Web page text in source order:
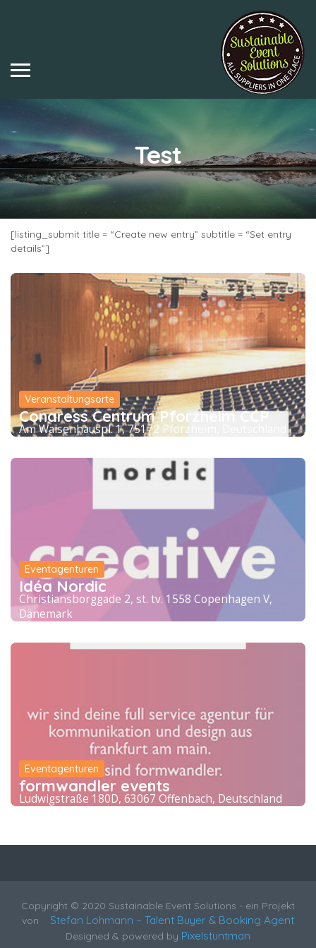
Test
[listing_submit title = “Create new entry” subtitle = “Set entry
details”]
Veranstaltungsorte
Congress Centrum Pforzheim CCP
Am Waisenhauspl. 1, 75172 Pforzheim, Deutschland
Eventagenturen
Idéa Nordic
Christiansborggade 2, st. tv. 1558 Copenhagen V,
Dänemark
Eventagenturen
formwandler events
Ludwigstraße 180D, 63067 Offenbach, Deutschland
Copyright © 2020 Sustainable Event Solutions - ein Projekt
von
Stefan Lohmann – Talent Buyer & Booking Agent
Designed & powered by Pixelstuntman